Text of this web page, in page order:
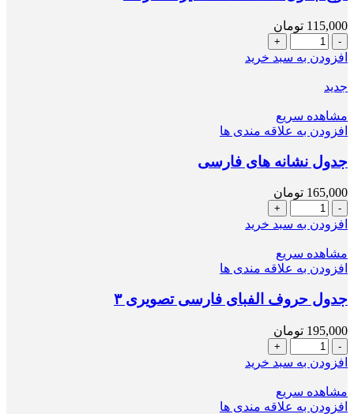
در
70
عدد
115,000 تومان
لوح
جدول
ها
سایز
50
70
عدد
افزودن به سبد خرید
جدید
مشاهده سریع
افزودن به علاقه مندی ها
جدول نشانه های فارسی
165,000 تومان
جدول
نشانه
فارسی
عدد
افزودن به سبد خرید
مشاهده سریع
افزودن به علاقه مندی ها
جدول حروف الفبای فارسی تصویری ۳
195,000 تومان
جدول
حروف
فارسی
تصویری
افزودن به سبد خرید
مشاهده سریع
افزودن به علاقه مندی ها